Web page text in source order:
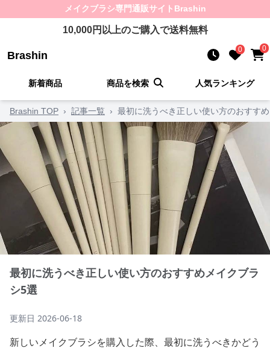
メイクブラシ専門通販サイト Brashin
10,000円以上のご購入で送料無料
Brashin 0 0
新着商品 商品を検索 人気ランキング
Brashin TOP › 記事一覧 › 最初に洗うべき正しい使い方のおすす
最初に洗うべき正しい使い方のおすすめメイクブラ
シ5選
更新日 2026-06-18
新しいメイクブラシを購入した際、最初に洗うべきかどう